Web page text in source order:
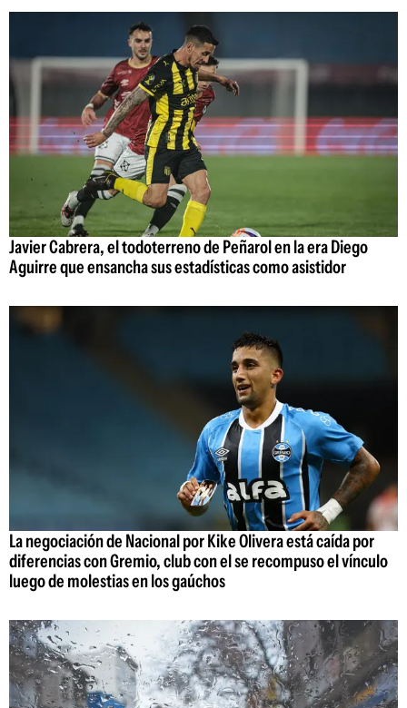
Javier Cabrera, el todoterreno de Peñarol en la era Diego
Aguirre que ensancha sus estadísticas como asistidor
La negociación de Nacional por Kike Olivera está caída por
diferencias con Gremio, club con el se recompuso el vínculo
luego de molestias en los gaúchos